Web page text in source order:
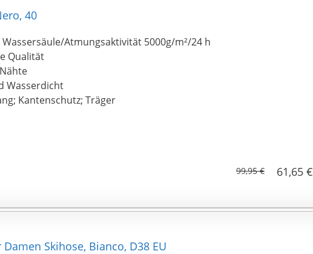
40
Atmungsaktivität 5000g/m²/24 h
Qualität
Wasserdicht
Kantenschutz; Träger
61,65 €
99,95 €
Skihose, Bianco, D38 EU